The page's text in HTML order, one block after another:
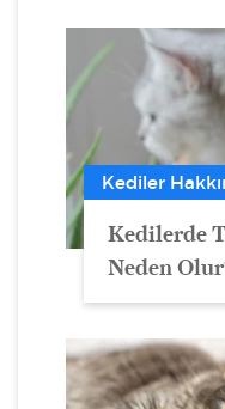
Kediler
Kedilerde
Neden